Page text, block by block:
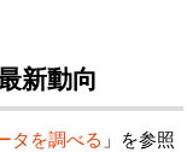
新動向
タを調べる 」を参照